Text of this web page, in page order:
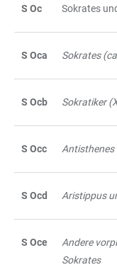
S Oc Sokrates
S Oca Sokrates
S Ocb Sokratiker
S Occ Antisthenes
S Ocd Aristippus
S Oce
Andere
Sokrates